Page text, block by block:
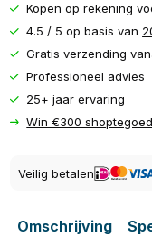
Kopen op rekening
4.5 / 5 op basis van
Gratis verzending
Professioneel advies
25+ jaar ervaring
Win €300 shoptegoed
Veilig betalen
Omschrijving